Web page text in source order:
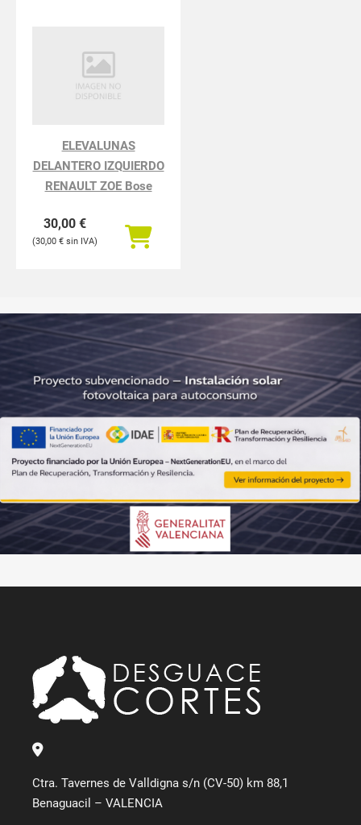
ELEVALUNAS
DELANTERO IZQUIERDO
RENAULT ZOE Bose
30,00 €
30,00 €
Ctra. Tavernes de Valldigna s/n (CV-50) km 88,1
Benaguacil – VALENCIA